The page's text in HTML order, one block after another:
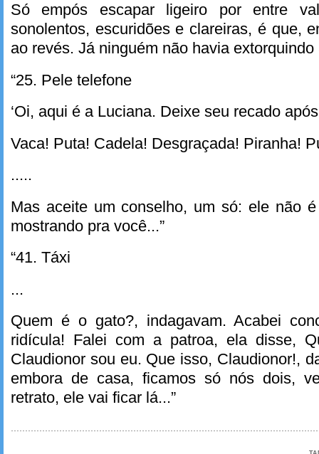
Só empós escapar ligeiro por entre
sonolentos, escuridões e clareiras, é que,
ao revés. Já ninguém não havia extorquindo
“25. Pele telefone
‘Oi, aqui é a Luciana. Deixe seu recado
Vaca! Puta! Cadela! Desgraçada! Piranha!
.....
Mas aceite um conselho, um só: ele não
mostrando pra você...”
“41. Táxi
...
Quem é o gato?, indagavam. Acabei
ridícula! Falei com a patroa, ela disse,
Claudionor sou eu. Que isso, Claudionor!,
embora de casa, ficamos só nós dois,
retrato, ele vai ficar lá...”